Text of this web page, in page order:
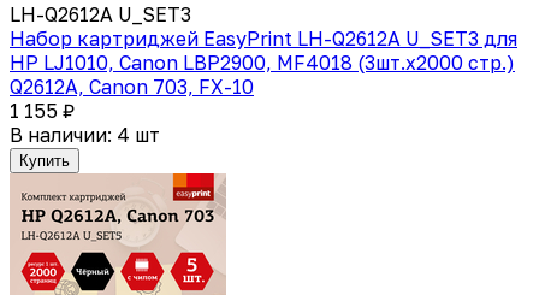
LH-Q2612A U_SET3
Набор картриджей EasyPrint LH-Q2612A U_SET3 для
HP LJ1010, Canon LBP2900, MF4018 (3шт.x2000 стр.)
Q2612A, Canon 703, FX-10
1 155 ₽
В наличии: 4 шт
Купить